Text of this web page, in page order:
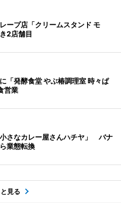
ープ店「クリームスタンド モ
2店舗目
「発酵食堂 やぶ椿調理室 時々ぱ
営業
さなカレー屋さんハチヤ」 バナ
業態転換
見る